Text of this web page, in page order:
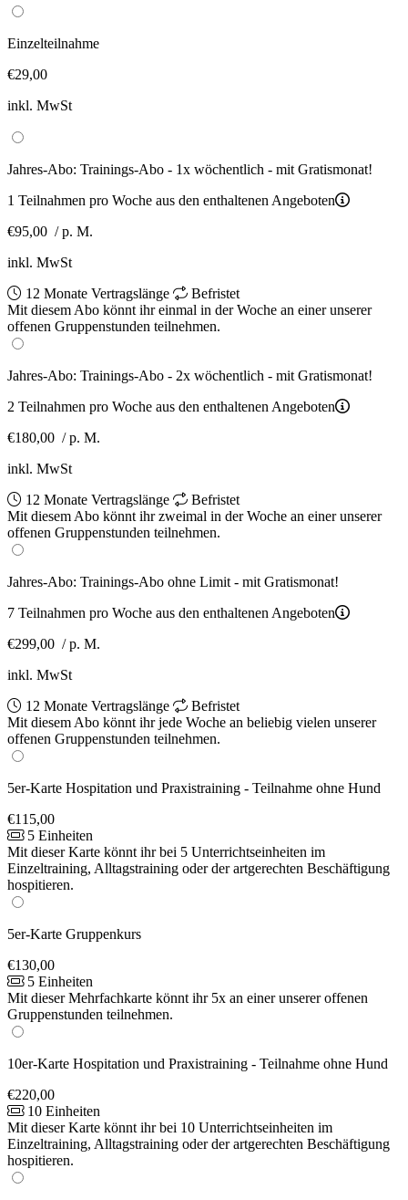
Einzelteilnahme
€29,00
inkl. MwSt
Jahres-Abo: Trainings-Abo - 1x wöchentlich - mit Gratismonat!
1 Teilnahmen pro Woche aus den enthaltenen Angeboten
€95,00 / p. M.
inkl. MwSt
12 Monate Vertragslänge
Befristet
Mit diesem Abo könnt ihr einmal in der Woche an einer unserer
offenen Gruppenstunden teilnehmen.
Jahres-Abo: Trainings-Abo - 2x wöchentlich - mit Gratismonat!
2 Teilnahmen pro Woche aus den enthaltenen Angeboten
€180,00 / p. M.
inkl. MwSt
12 Monate Vertragslänge
Befristet
Mit diesem Abo könnt ihr zweimal in der Woche an einer unserer
offenen Gruppenstunden teilnehmen.
Jahres-Abo: Trainings-Abo ohne Limit - mit Gratismonat!
7 Teilnahmen pro Woche aus den enthaltenen Angeboten
€299,00 / p. M.
inkl. MwSt
12 Monate Vertragslänge
Befristet
Mit diesem Abo könnt ihr jede Woche an beliebig vielen unserer
offenen Gruppenstunden teilnehmen.
5er-Karte Hospitation und Praxistraining - Teilnahme ohne Hund
€115,00
5 Einheiten
Mit dieser Karte könnt ihr bei 5 Unterrichtseinheiten im
Einzeltraining, Alltagstraining oder der artgerechten Beschäftigung
hospitieren.
5er-Karte Gruppenkurs
€130,00
5 Einheiten
Mit dieser Mehrfachkarte könnt ihr 5x an einer unserer offenen
Gruppenstunden teilnehmen.
10er-Karte Hospitation und Praxistraining - Teilnahme ohne Hund
€220,00
10 Einheiten
Mit dieser Karte könnt ihr bei 10 Unterrichtseinheiten im
Einzeltraining, Alltagstraining oder der artgerechten Beschäftigung
hospitieren.